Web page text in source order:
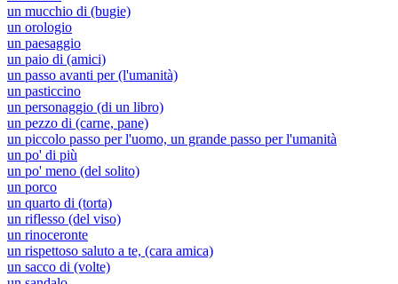
un mucchio di (bugie)
un orologio
un paesaggio
un paio di (amici)
un passo avanti per (l'umanità)
un pasticcino
un personaggio (di un libro)
un pezzo di (carne, pane)
un piccolo passo per l'uomo, un grande passo per l'umanità
un po' di più
un po' meno (del solito)
un porco
un quarto di (torta)
un riflesso (del viso)
un rinoceronte
un rispettoso saluto a te, (cara amica)
un sacco di (volte)